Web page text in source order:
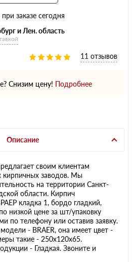
заказе сегодня
и Лен. область
11 отзывов
Снизим цену! Подробнее
Описание
своим клиентам
заводов. Мы
на территории Санкт-
области. Кирпич
кладка 1, бордо гладкий,
низкой цене за шт/упаковку
по телефону или оставив заявку.
- BRAER, она имеет цвет -
такие - 250х120х65.
- Гладкая. Звоните и